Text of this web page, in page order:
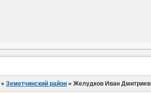
»Земетчинский район »Желудков Иван